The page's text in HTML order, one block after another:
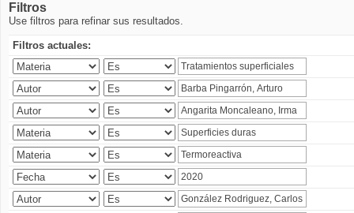
Filtros
Use filtros para refinar sus resultados.
Filtros actuales: